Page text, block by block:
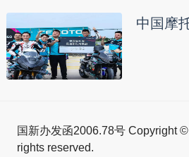
中国摩
国新办发函2006.78号 Copyright
rights reserved.